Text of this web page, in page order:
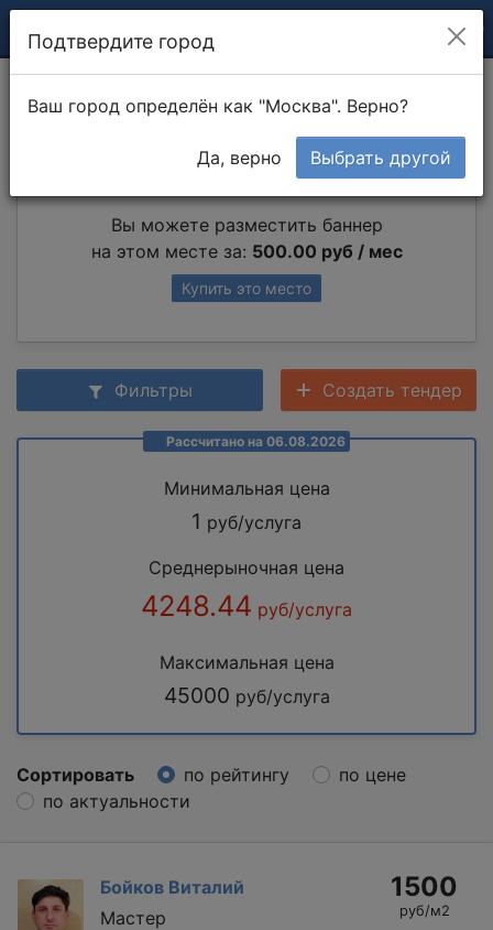
Установка стекол
Вы можете разместить баннер
на этом месте за: 500.00 руб / мес
Купить это место
Фильтры Создать тендер
Рассчитано на 06.08.2026
Минимальная цена
1 руб/услуга
Среднерыночная цена
4248.44 руб/услуга
Максимальная цена
45000 руб/услуга
Сортировать по рейтингу
по цене
по актуальности
Бойков Виталий
Мастер
1500
руб/м2
Подтвердите город
Ваш город определён как "Москва". Верно?
Да, верно Выбрать другой